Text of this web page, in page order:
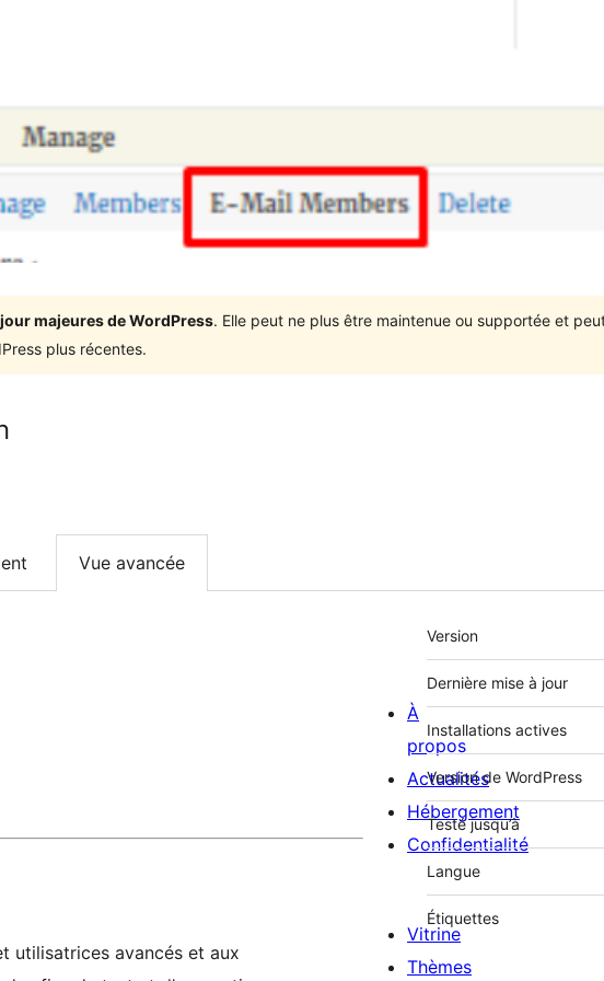
majeures de WordPress. Elle peut ne plus être maintenue ou supportée et
plus récentes.
Vue avancée
utilisatrices avancés et aux
Méta
Version
Dernière mise à jour
Installations actives
Version de WordPress
Testé jusqu’à
Langue
Étiquettes
À
propos
Actualités
Hébergement
Confidentialité
Vitrine
Thèmes